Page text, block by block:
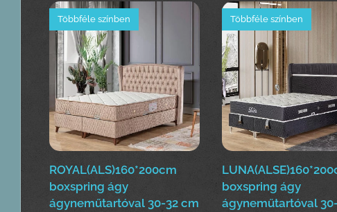
ROYAL(ALS)160*200cm
boxspring ágy
ágyneműtartóval 30-32 cm
Többféle színben
boxspring ágy
ágyneműtartóval
Többféle színben